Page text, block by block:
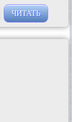
ЧИТАТЬ